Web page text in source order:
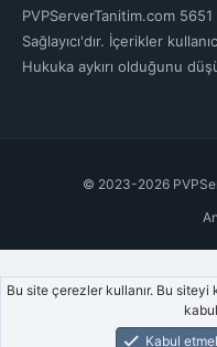
PVPServerTanitim.com 5651
Sağlayıcı'dır. İçerikler
Hukuka aykırı olduğunu
© 2023-2026
Bu site çerezler kullanır. Bu siteyi
Kabul